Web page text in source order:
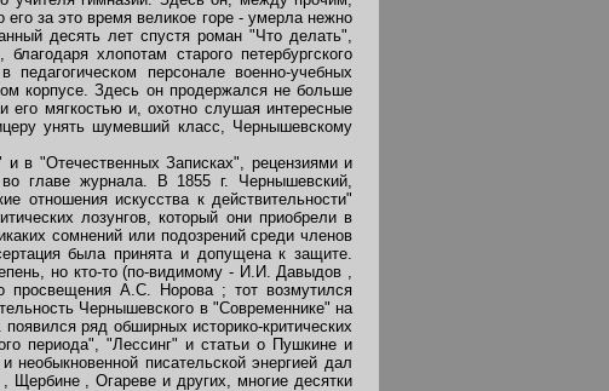
за это время великое горе - умерла нежно
десять лет спустя роман "Что делать",
хлопотам старого петербургского
персонале военно-учебных
корпусе. Здесь он продержался не больше
его мягкостью и, охотно слушая интересные
унять шумевший класс, Чернышевскому
в "Отечественных Записках", рецензиями и
главе журнала. В 1855 г. Чернышевский,
отношения искусства к действительности"
лозунгов, который они приобрели в
сомнений или подозрений среди членов
была принята и допущена к защите.
но кто-то (по-видимому - И.И. Давыдов ,
просвещения А.С. Норова ; тот возмутился
Чернышевского в "Современнике" на
ряд обширных историко-критических
периода", "Лессинг" и статьи о Пушкине и
писательской энергией дал
, Огареве и других, многие десятки